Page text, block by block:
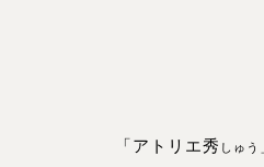
「アトリエ秀 しゅう